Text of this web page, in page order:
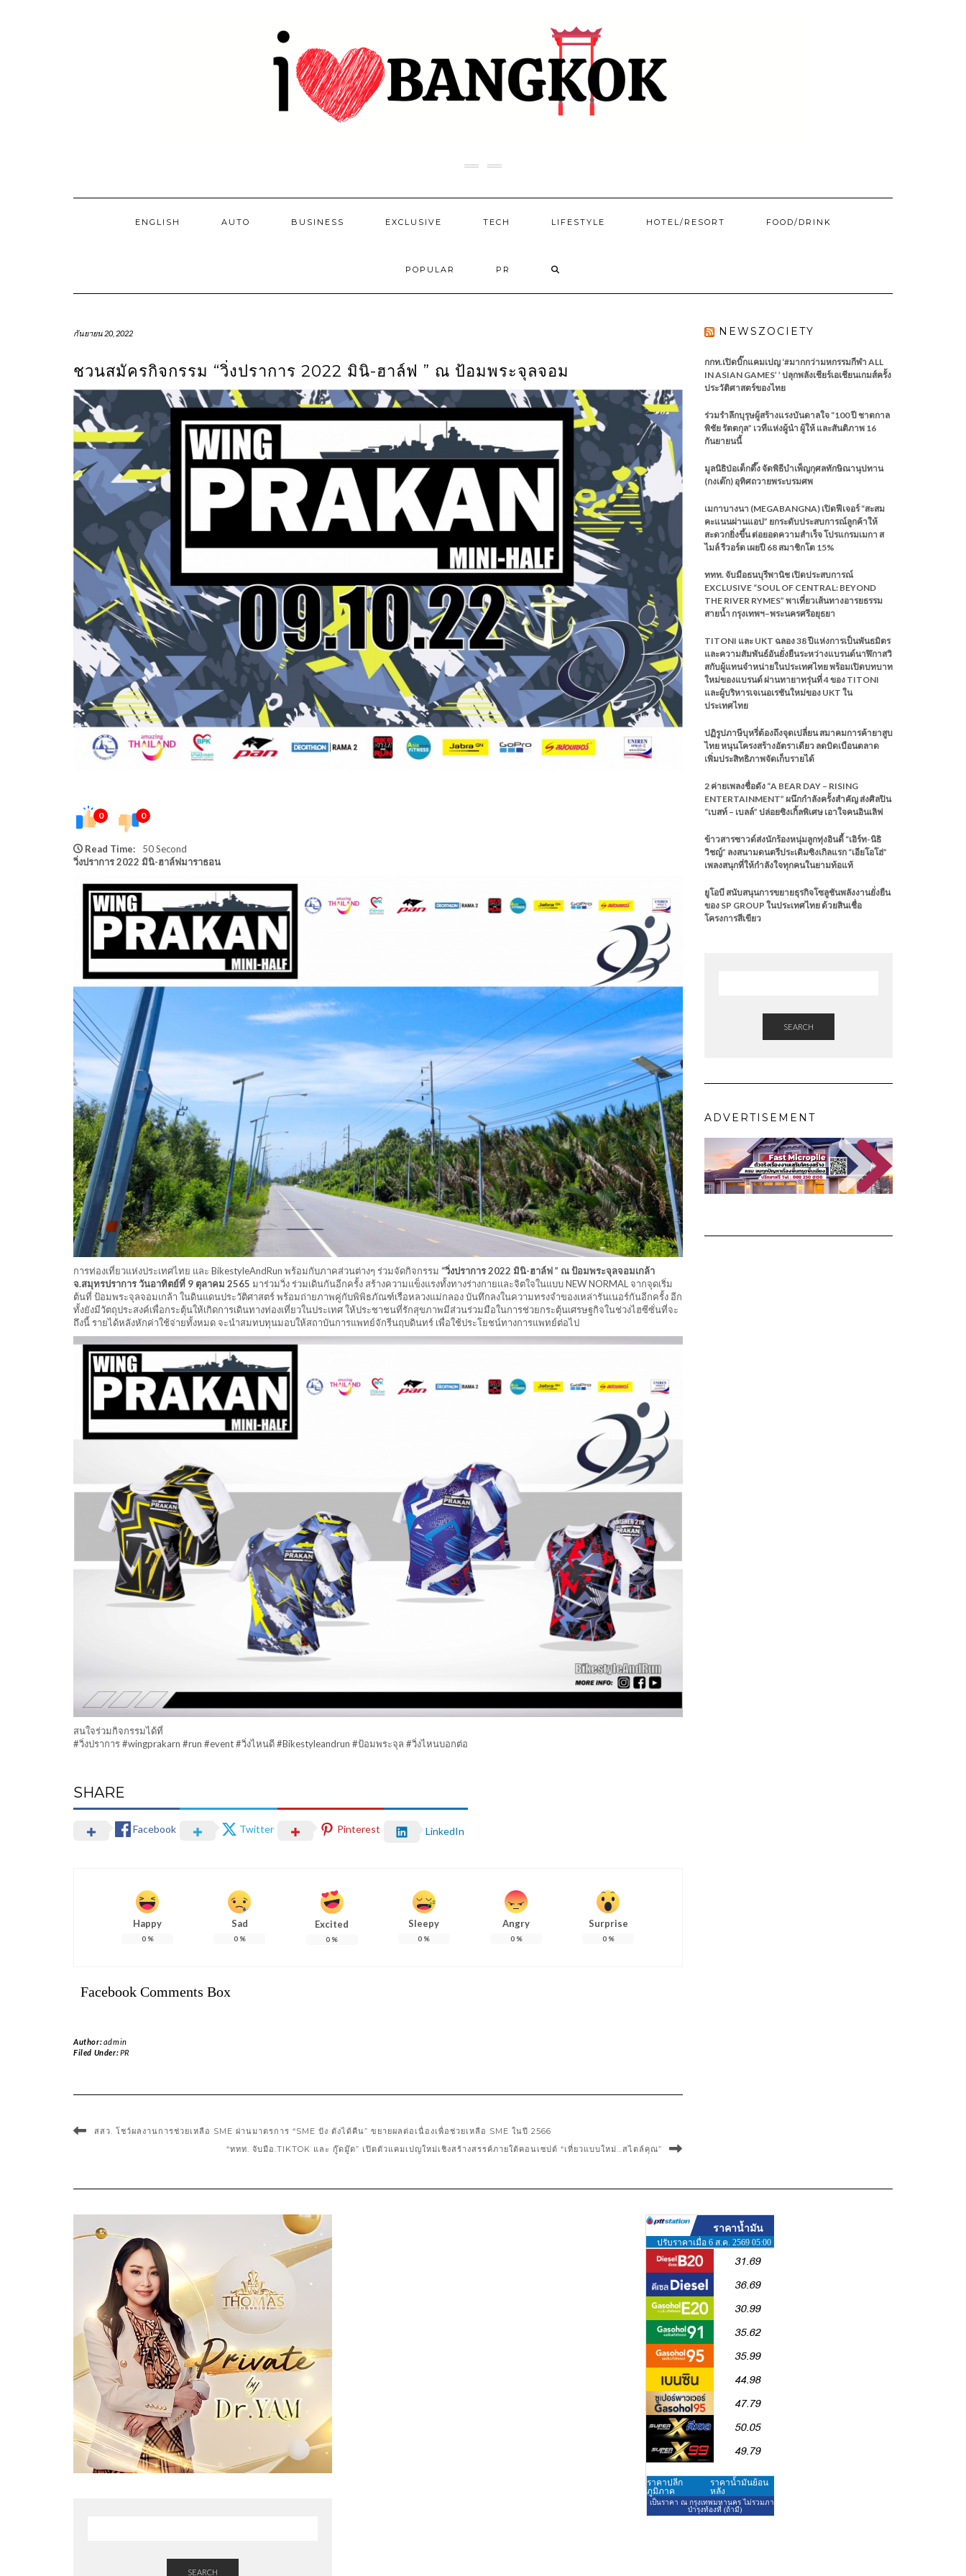
ENGLISH AUTO BUSINESS EXCLUSIVE TECH LIFESTYLE HOTEL/​RESORT FOOD/DRINK
POPULAR PR
กันยายน 20, 2022
ชวนสมัคร​กิจกรรม “วิ่งปราการ 2022 มินิ-ฮาล์ฟ ” ณ ป้อมพระจุลจอม
0 0
Read Time:
50 Second
วิ่งปราการ 2022 มินิ-ฮาล์ฟมาราธอน
การท่องเที่ยวแห่งประเทศไทย และ BikestyleAndRun พร้อมกับภาคส่วนต่างๆ ร่วมจัดกิจกรรม “วิ่งปราการ 2022 มินิ-ฮาล์ฟ ” ณ ป้อมพระจุลจอมเกล้า
จ.สมุทรปราการ วันอาทิตย์ที่ 9 ตุลาคม 2565 มาร่วมวิ่ง ร่วมเดินกันอีกครั้ง สร้างความแข็งแรงทั้งทางร่างกายและจิตใจในแบบ NEW NORMAL จากจุดเริ่ม
ต้นที่ ป้อมพระจุลจอมเกล้า ในดินแดนประวัติศาสตร์ พร้อมถ่ายภาพคู่กับพิพิธภัณฑ์เรือหลวงแม่กลอง บันทึกลงในความทรงจำของเหล่ารันเนอร์กันอีกครั้ง อีก
ทั้งยังมีวัตถุประสงค์เพื่อกระตุ้นให้เกิดการเดินทางท่องเที่ยวในประเทศ ให้ประชาชนที่รักสุขภาพมีส่วนร่วมมือในการช่วยกระตุ้นเศรษฐกิจในช่วงไฮซีซั่นที่จะ
ถึงนี้ รายได้หลังหักค่าใช้จ่ายทั้งหมด จะนำสมทบทุนมอบให้สถาบันการแพทย์จักรีนฤบดินทร์ เพื่อใช้ประโยชน์ทางการแพทย์ต่อไป
สนใจร่วมกิจกรรมได้ที่
#วิ่งปราการ #wingprakarn #run #event #วิ่งไหนดี #Bikestyleandrun #ป้อมพระจุล #วิ่งไหนบอกต่อ
SHARE
Facebook Twitter Pinterest LinkedIn
Happy
0%
Sad
0%
Excited
0 %
Sleepy
0 %
Angry
0%
Surprise
0%
Facebook Comments Box
Author:admin
Filed Under:PR
สสว. โชว์ผลงานการช่วยเหลือ SME ผ่านมาตรการ “SME ปัง ตังได้คืน” ขยายผลต่อเนื่องเพื่อช่วยเหลือ SME ในปี 2566
“ททท.​ จับมือ.TIKTOK และ กู๊ดมู๊ด” เปิดตัวแคมเปญใหม่เชิงสร้างสรรค์ภายใต้คอนเซปต์ “เที่ยวแบบใหม่…สไตล์คุณ”
NEWSZOCIETY
กกท.เปิดบิ๊กแคมเปญ ‘#มากกว่ามหกรรมกีฬา ALL
IN ASIAN GAMES’ ’ ปลุกพลังเชียร์เอเชียนเกมส์ครั้ง
ประวัติศาสตร์ของไทย
ร่วมรำลึกบุรุษผู้สร้างแรงบันดาลใจ “100 ปี ชาตกาล
พิชัย รัตตกุล” เวทีแห่งผู้นำ ผู้ให้ และสันติภาพ 16
กันยายนนี้
มูลนิธิป่อเต็กตึ๊ง จัดพิธีบำเพ็ญกุศลทักษิณานุปทาน
(กงเต๊ก) อุทิศถวายพระบรมศพ
เมกาบางนา (MEGABANGNA) เปิดฟีเจอร์ “สะสม
คะแนนผ่านแอป” ยกระดับประสบการณ์ลูกค้าให้
สะดวกยิ่งขึ้น ต่อยอดความสำเร็จ โปรแกรมเมกา ส
ไมล์ รีวอร์ด เผยปี 68 สมาชิกโต 15%
ททท. จับมือธนบุรีพานิช เปิดประสบการณ์
EXCLUSIVE “SOUL OF CENTRAL: BEYOND
THE RIVER RYMES” พาเที่ยวเส้นทางอารยธรรม
สายน้ำ กรุงเทพฯ–พระนครศรีอยุธยา
TITONI และ UKT ฉลอง 38 ปีแห่งการเป็นพันธมิตร
และความสัมพันธ์อันยั่งยืนระหว่างแบรนด์นาฬิกาสวิ
สกับผู้แทนจำหน่ายในประเทศไทย พร้อมเปิดบทบาท
ใหม่ของแบรนด์ ผ่านทายาทรุ่นที่ 4 ของ TITONI
และผู้บริหารเจเนอเรชันใหม่ของ UKT ใน
ประเทศไทย
ปฏิรูปภาษีบุหรี่ต้องถึงจุดเปลี่ยน สมาคมการค้ายาสูบ
ไทย หนุนโครงสร้างอัตราเดียว ลดบิดเบือนตลาด
เพิ่มประสิทธิภาพจัดเก็บรายได้
2 ค่ายเพลงชื่อดัง “A BEAR DAY – RISING
ENTERTAINMENT” ผนึกกำลังครั้งสำคัญ ส่งศิลปิน
“เบสท์ – เบลล์” ปล่อยซิงเกิ้ลพิเศษ เอาใจคนอินเลิฟ
ข้าวสารซาวด์ส่งนักร้องหนุ่มลูกทุ่งอินดี้ “เอิร์ท-นิธิ
วิชญ์” ลงสนามดนตรีประเดิมซิงเกิลแรก “เอียโอโฮ่”
เพลงสนุกที่ให้กำลังใจทุกคนในยามท้อแท้
ยูโอบี สนับสนุนการขยายธุรกิจโซลูชันพลังงานยั่งยืน
ของ SP GROUP ในประเทศไทย ด้วยสินเชื่อ
โครงการสีเขียว
SEARCH
ADVERTISEMENT
SEARCH